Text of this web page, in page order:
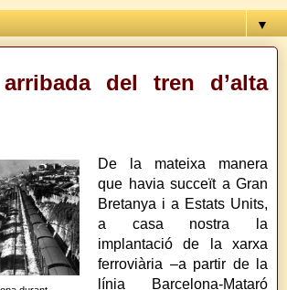
▼
del tren d’alta
De la mateixa manera
que havia succeït a Gran
Bretanya i a Estats Units,
a casa nostra la
implantació de la xarxa
ferroviària –a partir de la
línia Barcelona-Mataró